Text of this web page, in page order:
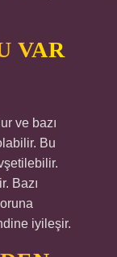
VAR
ve bazı
Bu
Bazı
iyileşir.